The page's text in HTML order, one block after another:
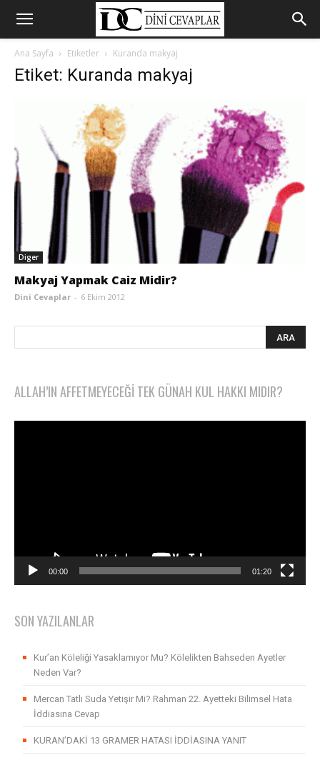
Ana Sayfa Etiketler Kuranda makyaj
Etiket: Kuranda makyaj
Diger
Makyaj Yapmak Caiz Midir?
Dini Cevaplar - 6 Ekim 2012
ALLAH’IN AFFETMEYECEĞI TEK GÜNAH KUL HAKKI MIDIR?
00:00 01:20
SON YAZILANLAR
Kur’an Köleliği Yasaklamıyor Mu? Kölelikten Bahseden Ayetler
Neden Var?
Mercan Tatlı Suda Yetişir Mi? Rahman 22. Ayetteki Bilimsel Hata
İddiasına Cevap
KURAN’DAKİ 13 GRAMER HATASI İDDİASINA YANIT